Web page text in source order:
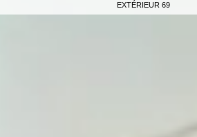
EXTÉRIEUR 69